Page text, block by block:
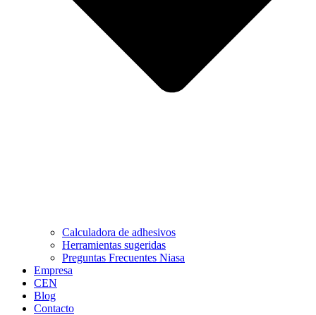
Calculadora de adhesivos
Herramientas sugeridas
Preguntas Frecuentes Niasa
Empresa
CEN
Blog
Contacto